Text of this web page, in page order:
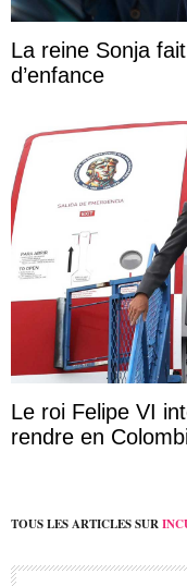
La reine Sonja
d’enfance
Le roi Felipe VI
rendre en
TOUS LES ARTICLES SUR